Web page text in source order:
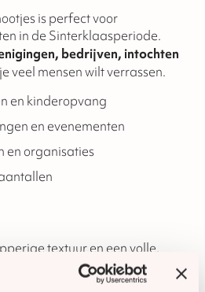
is perfect voor
in de Sinterklaasperiode.
bedrijven, intochten
veel mensen wilt verrassen.
en kinderopvang
en evenementen
en organisaties
textuur en een volle,
kruidnootjes zijn geliefd bij
voor een warme